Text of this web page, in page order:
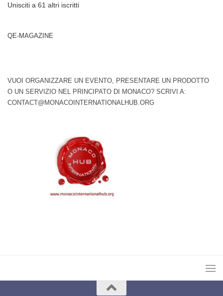
Unisciti a 61 altri iscritti
QE-MAGAZINE
VUOI ORGANIZZARE UN EVENTO, PRESENTARE UN PRODOTTO
O UN SERVIZIO NEL PRINCIPATO DI MONACO? SCRIVI A:
CONTACT@MONACOINTERNATIONALHUB.ORG